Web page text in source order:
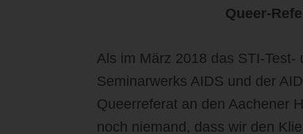
Queer-
Als im März 2018 das STI-Test-
Seminarwerks AIDS und der
Queerreferat an den Aachener
noch niemand, dass wir den